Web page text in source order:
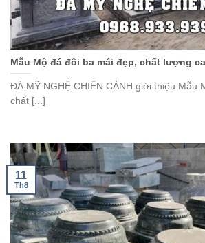
Mẫu Mộ đá đôi ba mái đẹp, chất lượng
ĐÁ MỸ NGHỆ CHIẾN CẢNH giới thiệu Mẫu
chất [...]
11
Th8